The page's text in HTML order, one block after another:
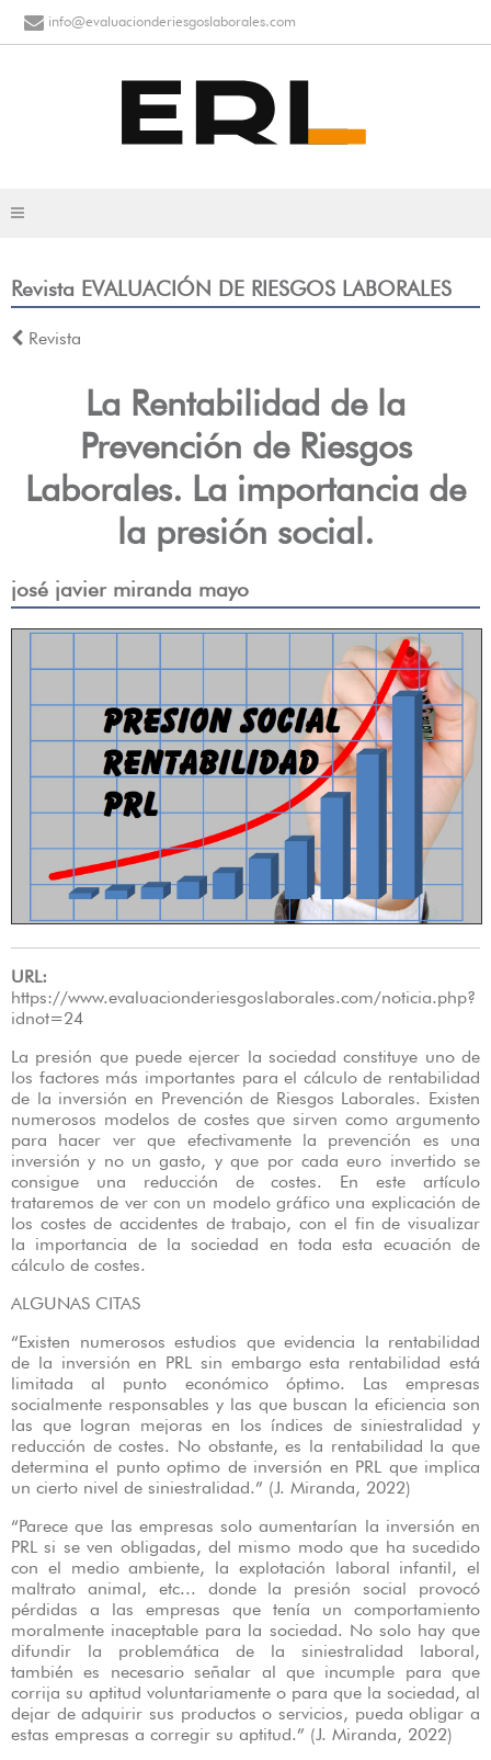
info@evaluacionderiesgoslaborales.com
Revista EVALUACIÓN DE RIESGOS LABORALES
Revista
La Rentabilidad de la
Prevención de Riesgos
Laborales. La importancia de
la presión social.
josé javier miranda mayo
URL:
https://www.evaluacionderiesgoslaborales.com/noticia.php?
idnot=24
La presión que puede ejercer la sociedad constituye uno de
los factores más importantes para el cálculo de rentabilidad
de la inversión en Prevención de Riesgos Laborales. Existen
numerosos modelos de costes que sirven como argumento
para hacer ver que efectivamente la prevención es una
inversión y no un gasto, y que por cada euro invertido se
consigue una reducción de costes. En este artículo
trataremos de ver con un modelo gráfico una explicación de
los costes de accidentes de trabajo, con el fin de visualizar
la importancia de la sociedad en toda esta ecuación de
cálculo de costes.
ALGUNAS CITAS
“Existen numerosos estudios que evidencia la rentabilidad
de la inversión en PRL sin embargo esta rentabilidad está
limitada al punto económico óptimo. Las empresas
socialmente responsables y las que buscan la eficiencia son
las que logran mejoras en los índices de siniestralidad y
reducción de costes. No obstante, es la rentabilidad la que
determina el punto optimo de inversión en PRL que implica
un cierto nivel de siniestralidad.” (J. Miranda, 2022)
“Parece que las empresas solo aumentarían la inversión en
PRL si se ven obligadas, del mismo modo que ha sucedido
con el medio ambiente, la explotación laboral infantil, el
maltrato animal, etc... donde la presión social provocó
pérdidas a las empresas que tenía un comportamiento
moralmente inaceptable para la sociedad. No solo hay que
difundir la problemática de la siniestralidad laboral,
también es necesario señalar al que incumple para que
corrija su aptitud voluntariamente o para que la sociedad, al
dejar de adquirir sus productos o servicios, pueda obligar a
estas empresas a corregir su aptitud.” (J. Miranda, 2022)